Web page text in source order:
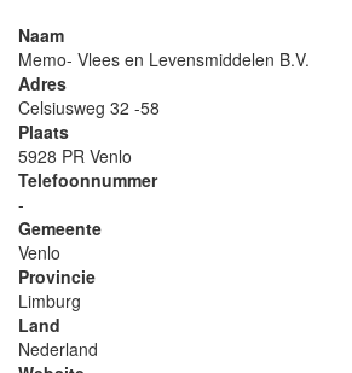
Naam
Memo- Vlees en Levensmiddelen B.V.
Adres
Celsiusweg 32 -58
Plaats
5928 PR Venlo
Telefoonnummer
-
Gemeente
Venlo
Provincie
Limburg
Land
Nederland